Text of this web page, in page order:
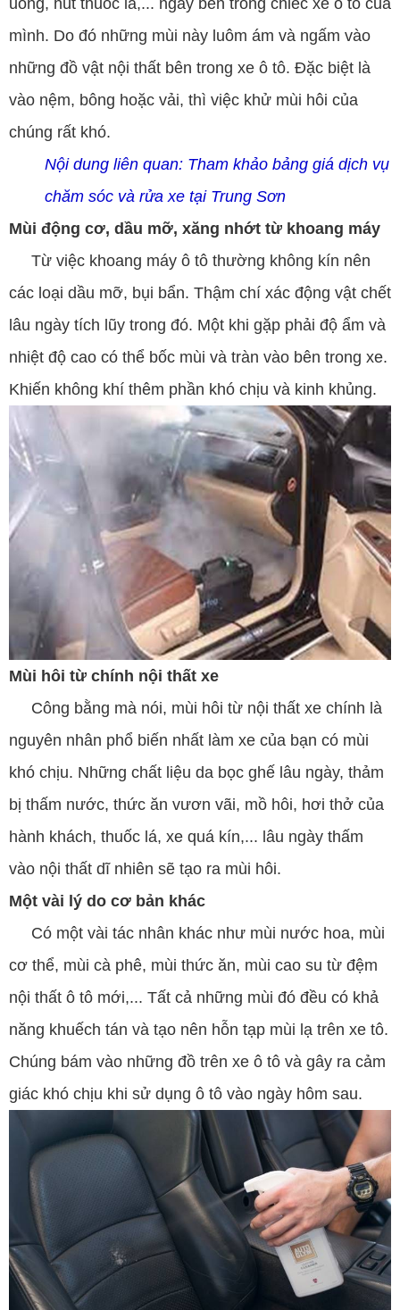
mình. Do đó những mùi này luôm ám và ngấm vào
những đồ vật nội thất bên trong xe ô tô. Đặc biệt là
vào nệm, bông hoặc vải, thì việc khử mùi hôi của
chúng rất khó.
Nội dung liên quan: Tham khảo bảng giá dịch vụ
chăm sóc và rửa xe tại Trung Sơn
Mùi động cơ, dầu mỡ, xăng nhớt từ khoang máy
Từ việc khoang máy ô tô thường không kín nên
các loại dầu mỡ, bụi bẩn. Thậm chí xác động vật chết
lâu ngày tích lũy trong đó. Một khi gặp phải độ ẩm và
nhiệt độ cao có thể bốc mùi và tràn vào bên trong xe.
Khiến không khí thêm phần khó chịu và kinh khủng.
Mùi hôi từ chính nội thất xe
Công bằng mà nói, mùi hôi từ nội thất xe chính là
nguyên nhân phổ biến nhất làm xe của bạn có mùi
khó chịu. Những chất liệu da bọc ghế lâu ngày, thảm
bị thấm nước, thức ăn vươn vãi, mồ hôi, hơi thở của
hành khách, thuốc lá, xe quá kín,... lâu ngày thấm
vào nội thất dĩ nhiên sẽ tạo ra mùi hôi.
Một vài lý do cơ bản khác
Có một vài tác nhân khác như mùi nước hoa, mùi
cơ thể, mùi cà phê, mùi thức ăn, mùi cao su từ đệm
nội thất ô tô mới,... Tất cả những mùi đó đều có khả
năng khuếch tán và tạo nên hỗn tạp mùi lạ trên xe tô.
Chúng bám vào những đồ trên xe ô tô và gây ra cảm
giác khó chịu khi sử dụng ô tô vào ngày hôm sau.